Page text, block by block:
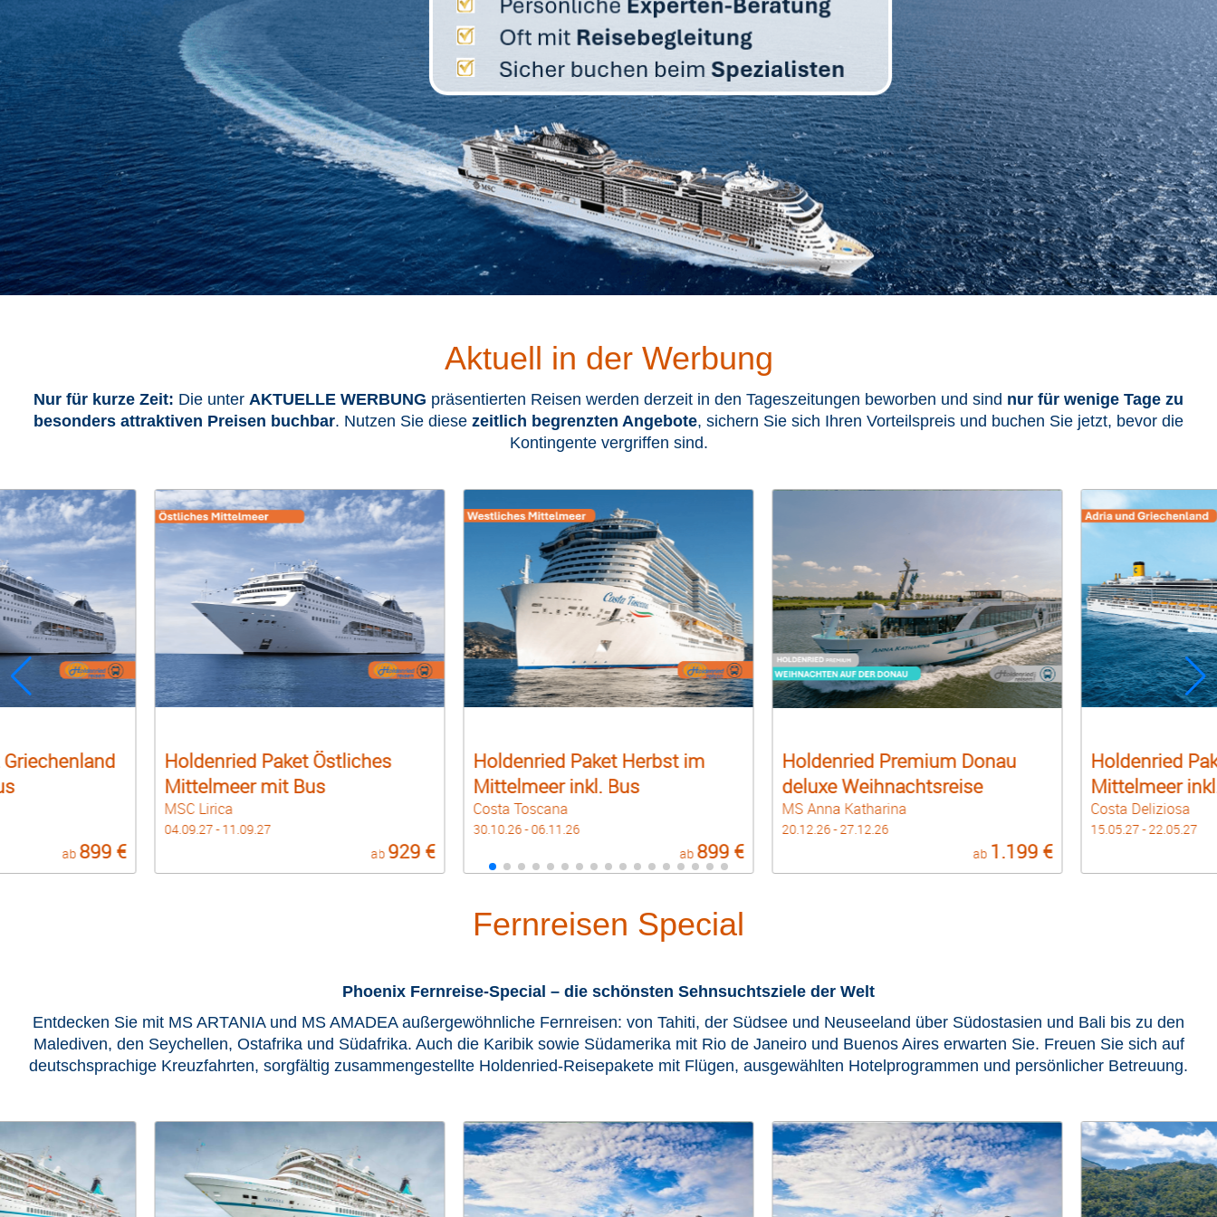
Aktuell in der Werbung
Nur für kurze Zeit: Die unter AKTUELLE WERBUNG präsentierten Reisen werden derzeit in den Tageszeitungen beworben und sind nur für wenige Tage zu
besonders attraktiven Preisen buchbar. Nutzen Sie diese zeitlich begrenzten Angebote, sichern Sie sich Ihren Vorteilspreis und buchen Sie jetzt, bevor die
Kontingente vergriffen sind.
ab 929 €
Holdenried Paket Herbst im
Mittelmeer inkl. Bus
Costa Toscana
30.10.26 - 06.11.26
ab 899 €
Holdenried Premium Donau
deluxe Weihnachtsreise
MS Anna Katharina
20.12.26 - 27.12.26
ab1.199 €
Holdenried Paket Östliches
Mittelmeer inkl. Bus
Costa Deliziosa
15.05.27 - 22.05.27
ab 1.199 €
Holdenried
Mittelmeer
Costa Toscana
15.05.27 - 22.05.27
Fernreisen Special
Phoenix Fernreise-Special – die schönsten Sehnsuchtsziele der Welt
Entdecken Sie mit MS ARTANIA und MS AMADEA außergewöhnliche Fernreisen: von Tahiti, der Südsee und Neuseeland über Südostasien und Bali bis zu den
Malediven, den Seychellen, Ostafrika und Südafrika. Auch die Karibik sowie Südamerika mit Rio de Janeiro und Buenos Aires erwarten Sie. Freuen Sie sich auf
deutschsprachige Kreuzfahrten, sorgfältig zusammengestellte Holdenried-Reisepakete mit Flügen, ausgewählten Hotelprogrammen und persönlicher Betreuung.